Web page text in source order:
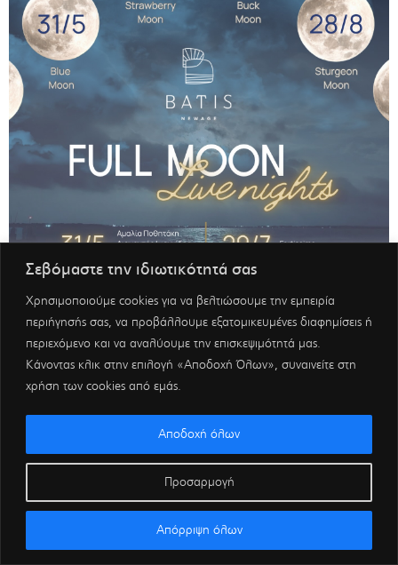
Σεβόμαστε την ιδιωτικότητά σας
Χρησιμοποιούμε cookies για να βελτιώσουμε την εμπειρία
περιήγησής σας, να προβάλλουμε εξατομικευμένες διαφημίσεις ή
περιεχόμενο και να αναλύουμε την επισκεψιμότητά μας.
Κάνοντας κλικ στην επιλογή «Αποδοχή Όλων», συναινείτε στη
χρήση των cookies από εμάς.
Προσαρμογή
Απόρριψη όλων
Αποδοχή όλων